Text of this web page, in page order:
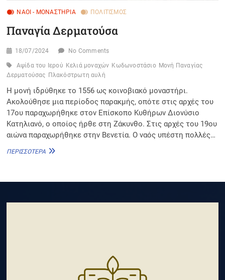
ΝΑΟΊ - ΜΟΝΑΣΤΉΡΙΑ ΠΟΛΙΤΙΣΜΌΣ
Παναγία Δερματούσα
18/07/2024 No Comments
Αψίδα του Ιερού Κελιά μοναχών Κωδωνοστάσιο Μονή Παναγίας
Δερματούσας Πλακόστρωτη αυλή
Η μονή ιδρύθηκε το 1556 ως κοινοβιακό μοναστήρι.
Ακολούθησε μια περίοδος παρακμής, οπότε στις αρχές του
17ου παραχωρήθηκε στον Επίσκοπο Κυθήρων Διονύσιο
Κατηλιανό, ο οποίος ήρθε στη Ζάκυνθο. Στις αρχές του 19ου
αιώνα παραχωρήθηκε στην Βενετία. Ο ναός υπέστη πολλές…
ΠΕΡΙΣΣΌΤΕΡΑ ΠΑΝΑΓΊΑ